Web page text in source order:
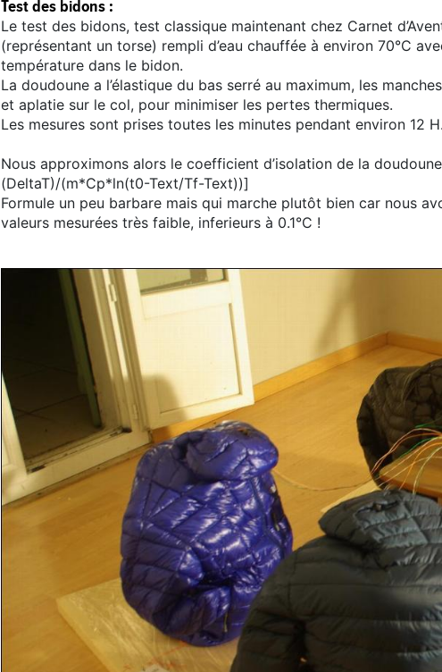
Test des bidons :
Le test des bidons, test classique maintenant chez Carnet
(représentant un torse) rempli d’eau chauffée à environ 70°C
température dans le bidon.
La doudoune a l’élastique du bas serré au maximum, les
et aplatie sur le col, pour minimiser les pertes thermiques.
Les mesures sont prises toutes les minutes pendant environ 12 H.
Nous approximons alors le coefficient d’isolation de la
(DeltaT)/(m*Cp*ln(t0-Text/Tf-Text))]
Formule un peu barbare mais qui marche plutôt bien car nous
valeurs mesurées très faible, inferieurs à 0.1°C !